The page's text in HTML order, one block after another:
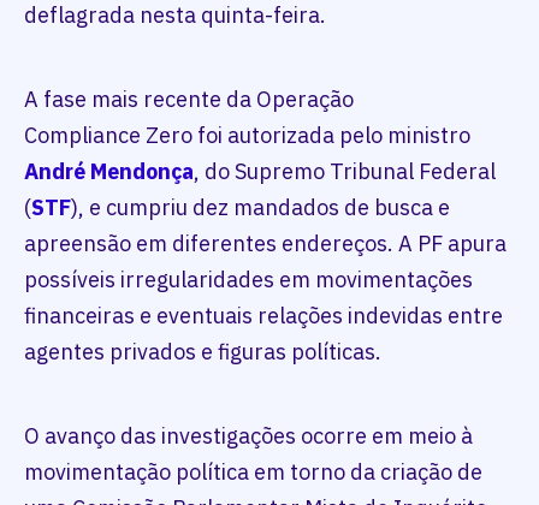
deflagrada nesta quinta-feira.
A fase mais recente da Operação
Compliance Zero foi autorizada pelo ministro
André Mendonça, do Supremo Tribunal Federal
(STF), e cumpriu dez mandados de busca e
apreensão em diferentes endereços. A PF apura
possíveis irregularidades em movimentações
financeiras e eventuais relações indevidas entre
agentes privados e figuras políticas.
O avanço das investigações ocorre em meio à
movimentação política em torno da criação de